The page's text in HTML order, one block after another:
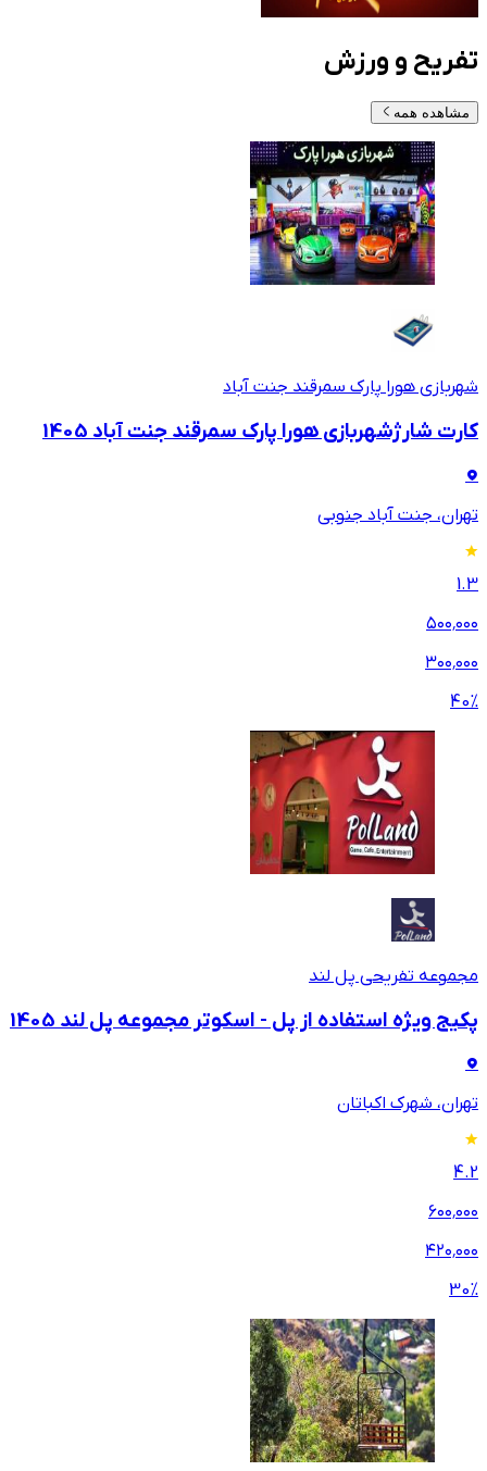
تفریح و ورزش
مشاهده همه
شهربازی هورا پارک سمرقند جنت آباد
کارت شارژشهربازی هورا پارک سمرقند جنت آباد 1405
تهران، جنت‌ آباد جنوبی
1.3
۵۰۰٬۰۰۰
۳۰۰٬۰۰۰
40%
مجموعه تفریحی پل لند
پکیج ویژه استفاده از پل - اسکوتر مجموعه پل لند 1405
تهران، شهرک اکباتان
4.2
۶۰۰٬۰۰۰
۴۲۰٬۰۰۰
30%